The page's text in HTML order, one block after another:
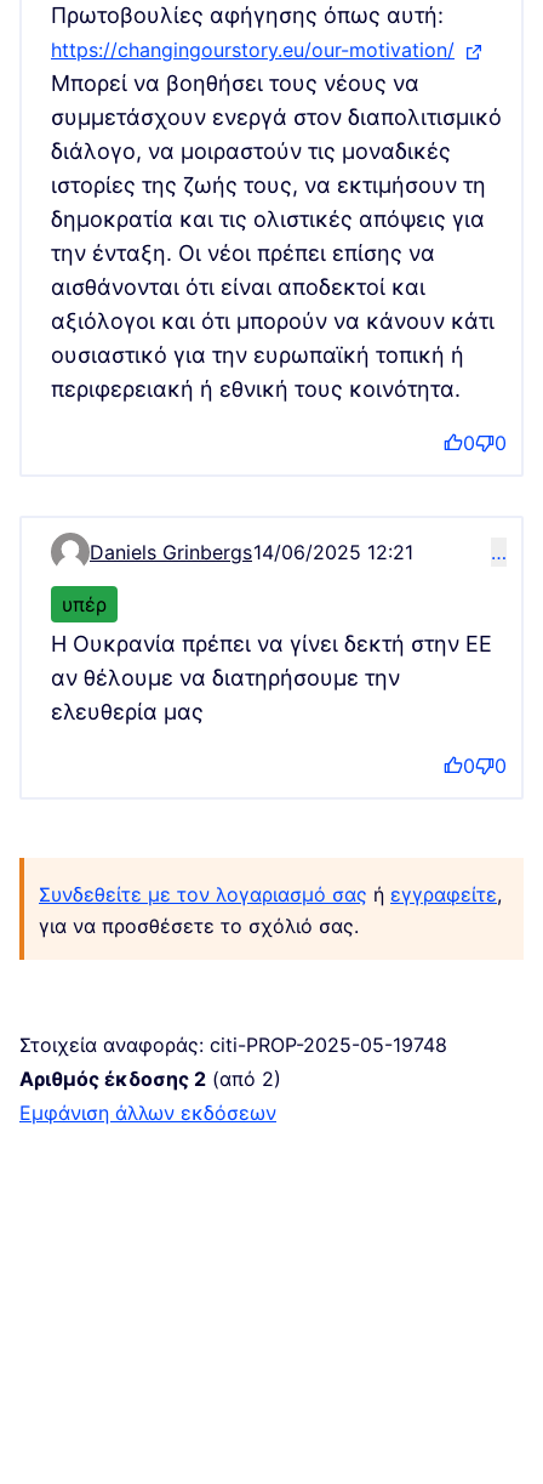
Πρωτοβουλίες αφήγησης όπως αυτή:
https://changingourstory.eu/our-motivation/
Μπορεί να βοηθήσει τους νέους να
συμμετάσχουν ενεργά στον διαπολιτισμικό
διάλογο, να μοιραστούν τις μοναδικές
ιστορίες της ζωής τους, να εκτιμήσουν τη
δημοκρατία και τις ολιστικές απόψεις για
την ένταξη. Οι νέοι πρέπει επίσης να
αισθάνονται ότι είναι αποδεκτοί και
αξιόλογοι και ότι μπορούν να κάνουν κάτι
ουσιαστικό για την ευρωπαϊκή τοπική ή
περιφερειακή ή εθνική τους κοινότητα.
0 0
Comment 12283
Daniels Grinbergs14/06/2025 12:21 …
υπέρ
Η Ουκρανία πρέπει να γίνει δεκτή στην ΕΕ
αν θέλουμε να διατηρήσουμε την
ελευθερία μας
0 0
Συνδεθείτε με τον λογαριασμό σας ή εγγραφείτε,
για να προσθέσετε το σχόλιό σας.
Στοιχεία αναφοράς: citi-PROP-2025-05-19748
Αριθμός έκδοσης 2 (από 2)
εμφάνιση άλλων εκδόσεων